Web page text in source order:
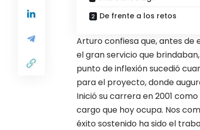
De frente a los retos
Arturo confiesa que, antes de
el gran servicio que
punto de inflexión sucedió
para el proyecto, donde
Inició su carrera en 2001
cargo que hoy ocupa. Nos
éxito sostenido ha sido el